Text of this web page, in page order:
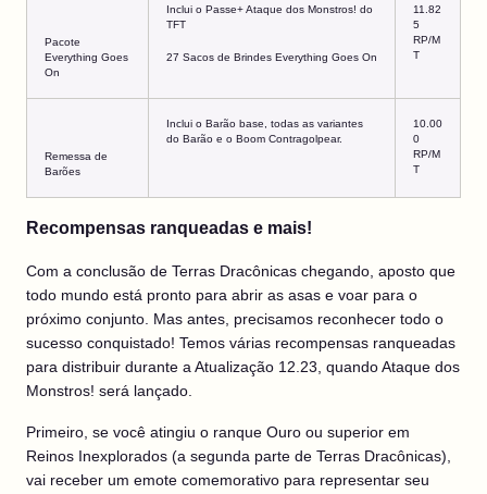
Pacote
Everything Goes
On
Inclui o Passe+ Ataque dos Monstros! do
TFT
27 Sacos de Brindes Everything Goes On
11.82
5
RP/M
T
Remessa de
Barões
Inclui o Barão base, todas as variantes
do Barão e o Boom Contragolpear.
10.00
0
RP/M
T
Recompensas ranqueadas e mais!
Com a conclusão de Terras Dracônicas chegando, aposto que
todo mundo está pronto para abrir as asas e voar para o
próximo conjunto. Mas antes, precisamos reconhecer todo o
sucesso conquistado! Temos várias recompensas ranqueadas
para distribuir durante a Atualização 12.23, quando Ataque dos
Monstros! será lançado.
Primeiro, se você atingiu o ranque Ouro ou superior em
Reinos Inexplorados (a segunda parte de Terras Dracônicas),
vai receber um emote comemorativo para representar seu